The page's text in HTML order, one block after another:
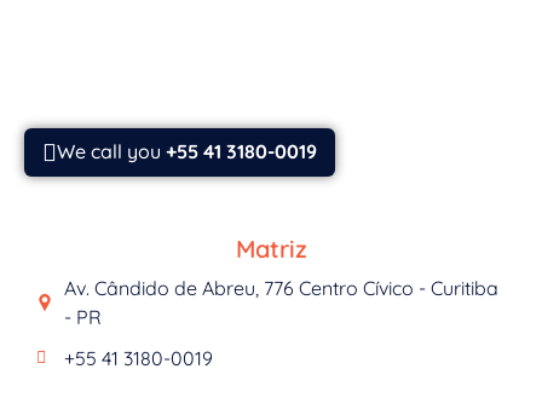
We call you +55 41 3180-0019
Matriz
Av. Cândido de Abreu, 776 Centro Cívico - Curitiba
- PR
+55 41 3180-0019